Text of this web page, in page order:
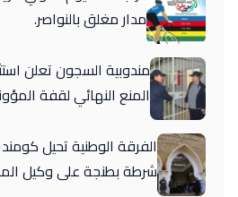
مدار مغلق بالنواصر.
مندوبية السجون تعلن
المنع النهائي لقفة
الفرقة الوطنية تحيل
شرطة بطنجة على وكيل